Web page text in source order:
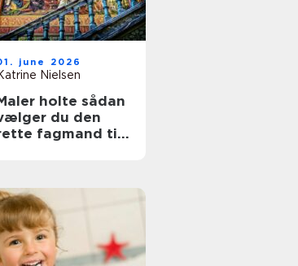
june 2026
Nielsen
holte sådan
du den
fagmand til